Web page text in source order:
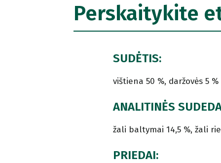
Perskaitykite
SUDĖTIS:
vištiena 50 %, daržovės 5
ANALITINĖS
žali baltymai 14,5 %, žali
PRIEDAI: